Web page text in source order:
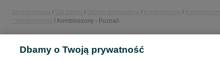
Kombinezony - Poznań
POLSKA » WIELKOPOLSKIE » POZNAŃ
Dbamy o Twoją prywatność